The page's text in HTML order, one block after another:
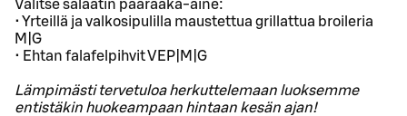
Valitse salaatin pääraaka-aine:
• Yrteillä ja valkosipulilla maustettua grillattua broileria
M|G
• Ehtan falafelpihvit VEP|M|G
Lämpimästi tervetuloa herkuttelemaan luoksemme
entistäkin huokeampaan hintaan kesän ajan!